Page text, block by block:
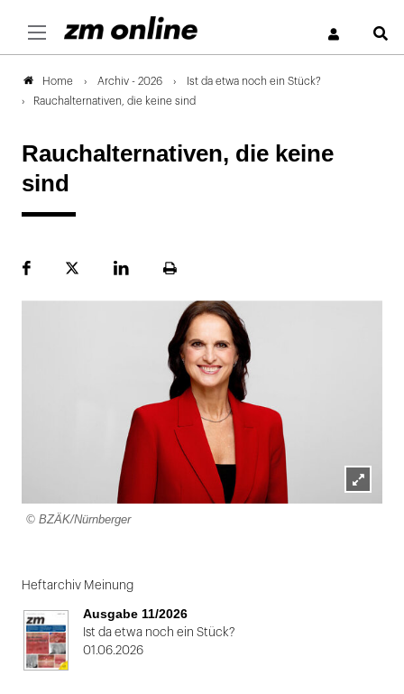
Home Archiv - 2026
Ist da etwa noch ein Stück?
Rauchalternativen, die keine sind
Rauchalternativen, die keine
sind
FacebookPlattformLinekdInSeite
Lightbox
© BZÄK/Nürnberger
Heftarchiv Meinung
Ausgabe 11/2026
Ist da etwa noch ein Stück?
01.06.2026